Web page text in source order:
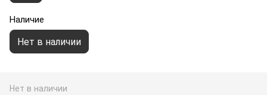
Наличие
Нет в наличии
Нет в наличии